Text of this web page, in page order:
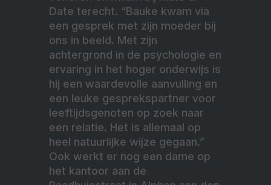
Date terecht. “Bauke kwam via
een gesprek met zijn moeder bij
ons in beeld. Met zijn
achtergrond in de psychologie en
ervaring in het hoger onderwijs is
hij een waardevolle aanvulling en
een leuke gesprekspartner voor
leeftijdsgenoten op zoek naar
een relatie. Het is allemaal op
heel natuurlijke wijze gegaan.”
Ook werkt er nog een dame op
het kantoor aan de